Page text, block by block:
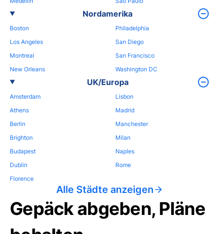
Nordamerika
Boston
Los Angeles
Montreal
New Orleans
Philadelphia
San Diego
San Francisco
Washington DC
UK/Europa
Amsterdam
Athens
Berlin
Brighton
Budapest
Dublin
Florence
Lisbon
Madrid
Manchester
Milan
Naples
Rome
Alle Städte anzeigen
Gepäck abgeben, Pläne